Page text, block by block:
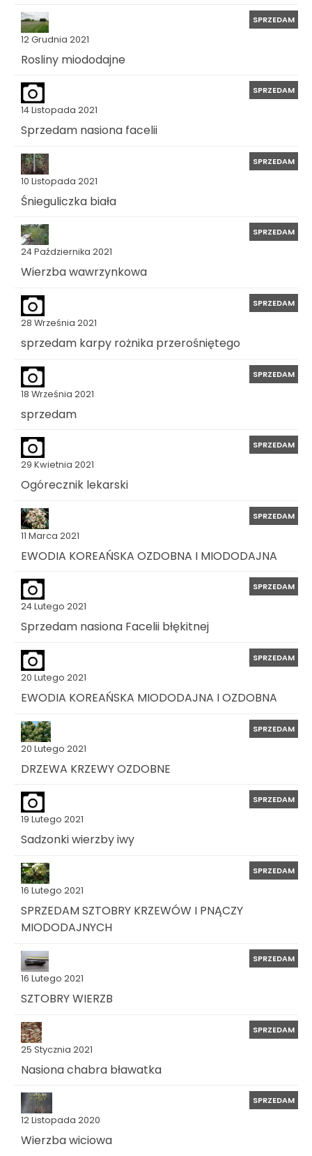
12 Grudnia 2021
SPRZEDAM
Rosliny miododajne
14 Listopada 2021
SPRZEDAM
Sprzedam nasiona facelii
10 Listopada 2021
SPRZEDAM
Śnieguliczka biała
24 Października 2021
SPRZEDAM
Wierzba wawrzynkowa
28 Września 2021
SPRZEDAM
sprzedam karpy rożnika przerośniętego
18 Września 2021
SPRZEDAM
sprzedam
29 Kwietnia 2021
SPRZEDAM
Ogórecznik lekarski
11 Marca 2021
SPRZEDAM
EWODIA KOREAŃSKA OZDOBNA I MIODODAJNA
24 Lutego 2021
SPRZEDAM
Sprzedam nasiona Facelii błękitnej
20 Lutego 2021
SPRZEDAM
EWODIA KOREAŃSKA MIODODAJNA I OZDOBNA
20 Lutego 2021
SPRZEDAM
DRZEWA KRZEWY OZDOBNE
19 Lutego 2021
SPRZEDAM
Sadzonki wierzby iwy
16 Lutego 2021
SPRZEDAM
SPRZEDAM SZTOBRY KRZEWÓW I PNĄCZY
MIODODAJNYCH
16 Lutego 2021
SPRZEDAM
SZTOBRY WIERZB
25 Stycznia 2021
SPRZEDAM
Nasiona chabra bławatka
12 Listopada 2020
SPRZEDAM
Wierzba wiciowa